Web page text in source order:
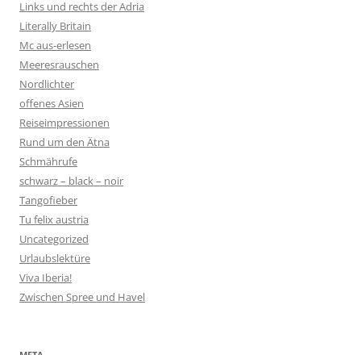
Links und rechts der Adria
Literally Britain
Mc aus-erlesen
Meeresrauschen
Nordlichter
offenes Asien
Reiseimpressionen
Rund um den Ätna
Schmährufe
schwarz – black – noir
Tangofieber
Tu felix austria
Uncategorized
Urlaubslektüre
Viva Iberia!
Zwischen Spree und Havel